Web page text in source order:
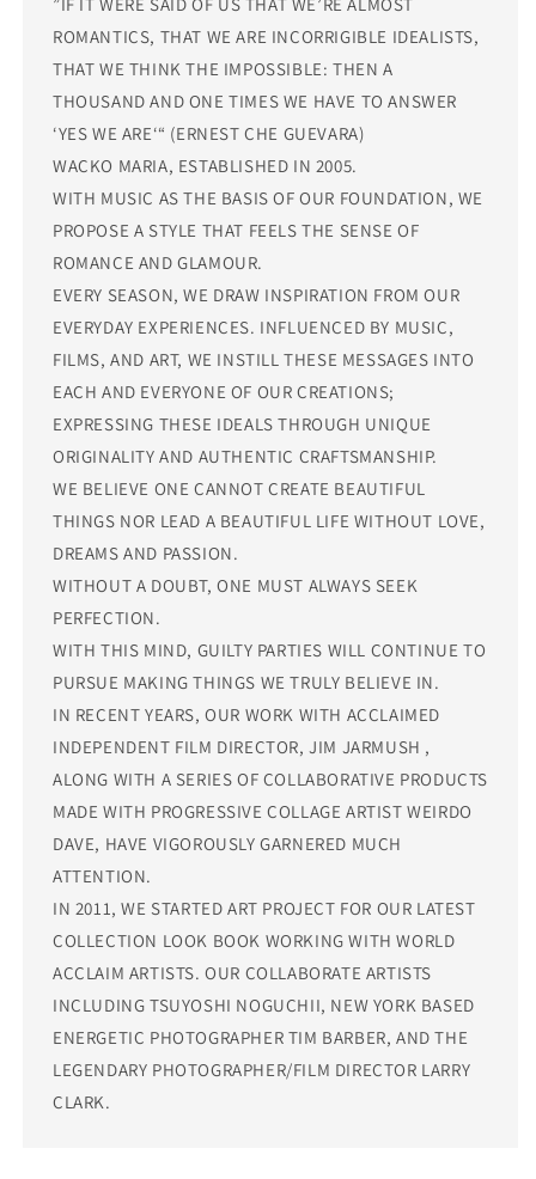
ROMANTICS, THAT WE ARE INCORRIGIBLE IDEALISTS,
THAT WE THINK THE IMPOSSIBLE: THEN A
THOUSAND AND ONE TIMES WE HAVE TO ANSWER
‘YES WE ARE‘“ (ERNEST CHE GUEVARA)
WACKO MARIA, ESTABLISHED IN 2005.
WITH MUSIC AS THE BASIS OF OUR FOUNDATION, WE
PROPOSE A STYLE THAT FEELS THE SENSE OF
ROMANCE AND GLAMOUR.
EVERY SEASON, WE DRAW INSPIRATION FROM OUR
EVERYDAY EXPERIENCES. INFLUENCED BY MUSIC,
FILMS, AND ART, WE INSTILL THESE MESSAGES INTO
EACH AND EVERYONE OF OUR CREATIONS;
EXPRESSING THESE IDEALS THROUGH UNIQUE
ORIGINALITY AND AUTHENTIC CRAFTSMANSHIP.
WE BELIEVE ONE CANNOT CREATE BEAUTIFUL
THINGS NOR LEAD A BEAUTIFUL LIFE WITHOUT LOVE,
DREAMS AND PASSION.
WITHOUT A DOUBT, ONE MUST ALWAYS SEEK
PERFECTION.
WITH THIS MIND, GUILTY PARTIES WILL CONTINUE TO
PURSUE MAKING THINGS WE TRULY BELIEVE IN.
IN RECENT YEARS, OUR WORK WITH ACCLAIMED
INDEPENDENT FILM DIRECTOR, JIM JARMUSH ,
ALONG WITH A SERIES OF COLLABORATIVE PRODUCTS
MADE WITH PROGRESSIVE COLLAGE ARTIST WEIRDO
DAVE, HAVE VIGOROUSLY GARNERED MUCH
ATTENTION.
IN 2011, WE STARTED ART PROJECT FOR OUR LATEST
COLLECTION LOOK BOOK WORKING WITH WORLD
ACCLAIM ARTISTS. OUR COLLABORATE ARTISTS
INCLUDING TSUYOSHI NOGUCHII, NEW YORK BASED
ENERGETIC PHOTOGRAPHER TIM BARBER, AND THE
LEGENDARY PHOTOGRAPHER/FILM DIRECTOR LARRY
CLARK.